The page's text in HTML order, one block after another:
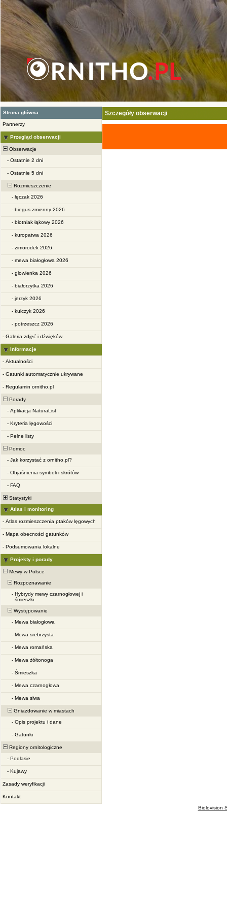
Strona główna
Partnerzy
Przegląd obserwacji
Obserwacje
- Ostatnie 2 dni
- Ostatnie 5 dni
Rozmieszczenie
- łęczak 2026
- biegus zmienny 2026
- błotniak łąkowy 2026
- kuropatwa 2026
- zimorodek 2026
- mewa białogłowa 2026
- głowienka 2026
- białorzytka 2026
- jerzyk 2026
- kulczyk 2026
- potrzeszcz 2026
- Galeria zdjęć i dźwięków
Informacje
- Aktualności
- Gatunki automatycznie ukrywane
- Regulamin ornitho.pl
Porady
- Aplikacja NaturaList
- Kryteria lęgowości
- Pełne listy
Pomoc
- Jak korzystać z ornitho.pl?
- Objaśnienia symboli i skrótów
- FAQ
Statystyki
Atlas i monitoring
- Atlas rozmieszczenia ptaków lęgowych
- Mapa obecności gatunków
- Podsumowania lokalne
Projekty i porady
Mewy w Polsce
Rozpoznawanie
- Hybrydy mewy czarnogłowej i
śmieszki
Występowanie
- Mewa białogłowa
- Mewa srebrzysta
- Mewa romańska
- Mewa żółtonoga
- Śmieszka
- Mewa czarnogłowa
- Mewa siwa
Gniazdowanie w miastach
- Opis projektu i dane
- Gatunki
Regiony ornitologiczne
- Podlasie
- Kujawy
Zasady weryfikacji
Kontakt
Szczegóły obserwacji
Biolovision